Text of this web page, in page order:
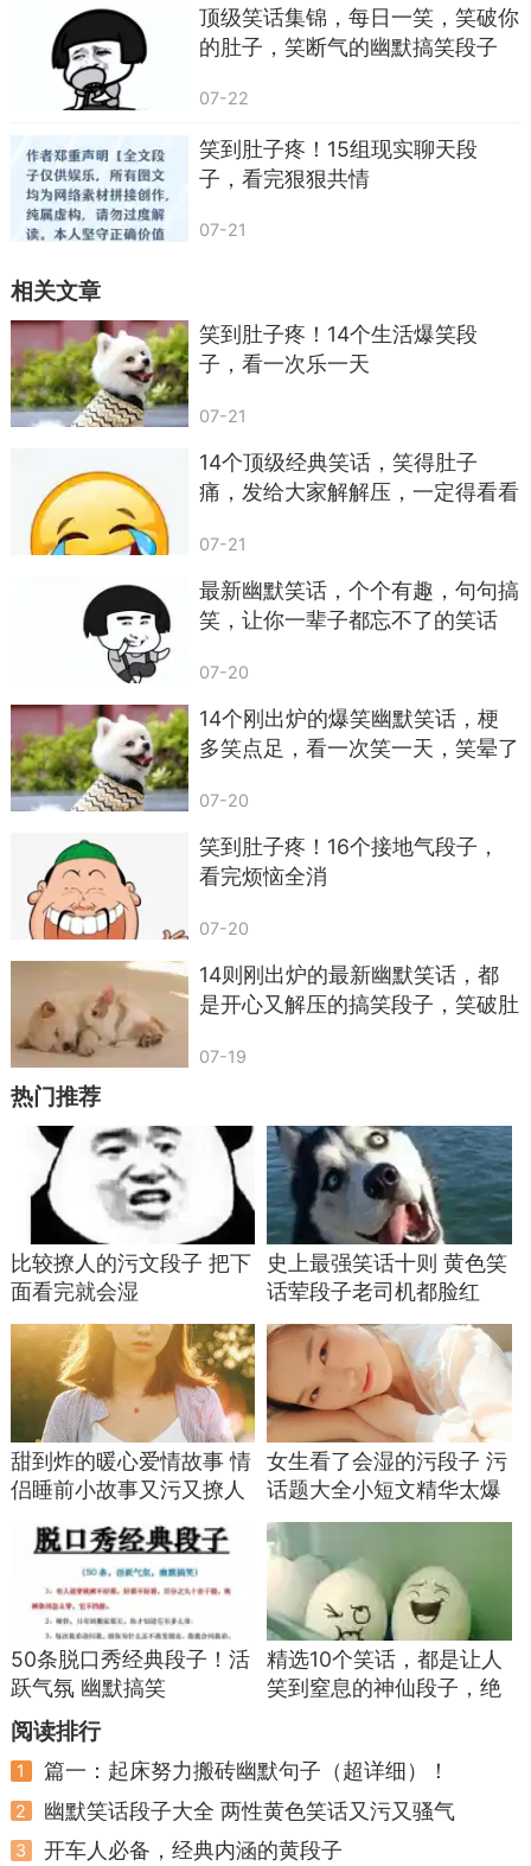
生活里的搞笑对话也特别多。老公提醒老婆关
热水器，理由竟是“别总开着，不然电工来了都得丢
脸”，这脑洞也是没谁了。
其实仔细想想，这些段子之所以好笑，是因为
都源自真实生活。没有夸张套路，没有低俗内容，
全是我们身边可能发生的小事。
现在大家生活压力都大，每天忙着工作、照顾
家庭，很少有时间好好放松。但快乐真的很简单，
不用花一分钱，看看这些日常趣事，和家人朋友互
相调侃几句，就能瞬间缓解压力。
生活处处有惊喜，也处处有笑点。只要我们用
心发现，保持乐观的心态，再平凡的日子也能过得
充满欢声笑语。别总纠结烦心事了，多看看这些搞
笑瞬间，开心过好每一天才是最重要的！
顶级笑话集锦，每日一笑，笑破你
的肚子，笑断气的幽默搞笑段子
07-22
笑到肚子疼！15组现实聊天段
子，看完狠狠共情
07-21
相关文章
笑到肚子疼！14个生活爆笑段
子，看一次乐一天
07-21
14个顶级经典笑话，笑得肚子
痛，发给大家解解压，一定得看看
07-21
最新幽默笑话，个个有趣，句句搞
笑，让你一辈子都忘不了的笑话
07-20
14个刚出炉的爆笑幽默笑话，梗
多笑点足，看一次笑一天，笑晕了
07-20
笑到肚子疼！16个接地气段子，
看完烦恼全消
07-20
14则刚出炉的最新幽默笑话，都
是开心又解压的搞笑段子，笑破肚
07-19
热门推荐
比较撩人的污文段子 把下
面看完就会湿
史上最强笑话十则 黄色笑
话荤段子老司机都脸红
甜到炸的暖心爱情故事 情
侣睡前小故事又污又撩人
女生看了会湿的污段子 污
话题大全小短文精华太爆
笑
50条脱口秀经典段子！活
跃气氛 幽默搞笑
精选10个笑话，都是让人
笑到窒息的神仙段子，绝
阅读排行
1 篇一：起床努力搬砖幽默句子（超详细）！
2 幽默笑话段子大全 两性黄色笑话又污又骚气
3 开车人必备，经典内涵的黄段子